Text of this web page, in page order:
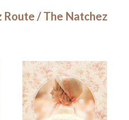
Route / The Natchez